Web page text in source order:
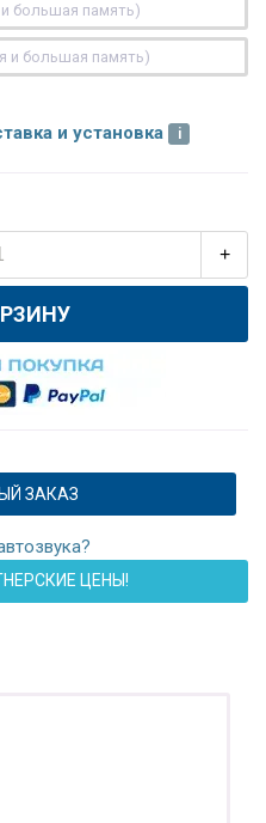
и большая память)
и большая память)
и установка
+
ЗАКАЗ
ЦЕНЫ!